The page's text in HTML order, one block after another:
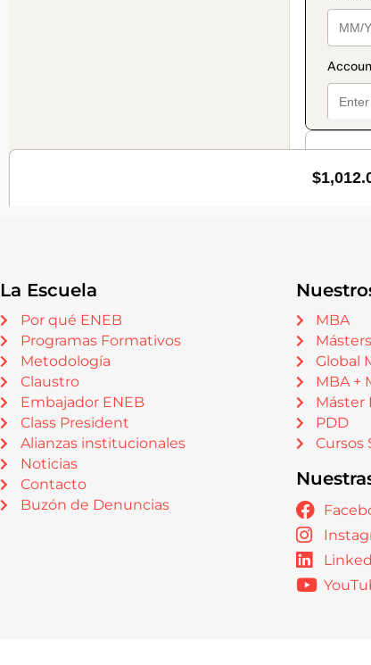
La Escuela
Por qué ENEB
Programas Formativos
Metodología
Claustro
Embajador ENEB
Class President
Alianzas institucionales
Noticias
Contacto
Buzón de Denuncias
MBA
Másters
Global
MBA +
Máster
PDD
Cursos